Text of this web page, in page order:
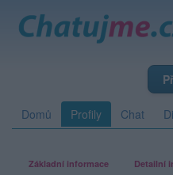
Domů Profily Chat
Základní informace Detailní